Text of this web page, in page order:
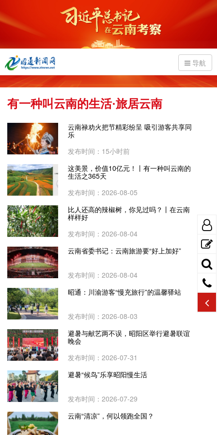
导航
有一种叫云南的生活·旅居云南
云南禄劝火把节精彩纷呈 吸引游客共享同
乐
发布时间：15小时前
这美景，价值10亿元！丨有一种叫云南的
生活之365天
发布时间：2026-08-05
比人还高的辣椒树，你见过吗？丨在云南
样样好
发布时间：2026-08-04
云南省委书记：云南旅游要“好上加好”
发布时间：2026-08-04
昭通：川渝游客“慢充旅行”的温馨驿站
发布时间：2026-08-03
避暑与献艺两不误，昭阳区举行避暑联谊
晚会
发布时间：2026-07-31
避暑“候鸟”乐享昭阳慢生活
发布时间：2026-07-29
云南“清凉”，何以领跑全国？